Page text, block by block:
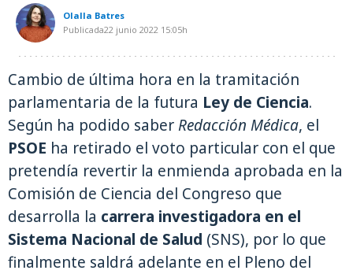
Olalla Batres
Publicada22 junio 2022 15:05h
Cambio de última hora en la tramitación
parlamentaria de la futura Ley de Ciencia.
Según ha podido saberRedacción Médica, el
PSOE ha retirado el voto particular con el que
pretendía revertir la enmienda aprobada en la
Comisión de Ciencia del Congreso que
desarrolla la carrera investigadora en el
Sistema Nacional de Salud (SNS), por lo que
finalmente saldrá adelante en el Pleno del